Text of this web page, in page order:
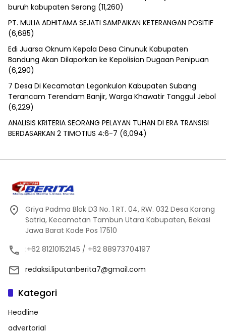
buruh kabupaten Serang (11,260)
PT. MULIA ADHITAMA SEJATI SAMPAIKAN KETERANGAN POSITIF
(6,685)
Edi Juarsa Oknum Kepala Desa Cinunuk Kabupaten
Bandung Akan Dilaporkan ke Kepolisian Dugaan Penipuan
(6,290)
7 Desa Di Kecamatan Legonkulon Kabupaten Subang
Terancam Terendam Banjir, Warga Khawatir Tanggul Jebol
(6,229)
ANALISIS KRITERIA SEORANG PELAYAN TUHAN DI ERA TRANSISI
BERDASARKAN 2 TIMOTIUS 4:6-7 (6,094)
Griya Padma Blok D3 No. 1 RT. 04, RW. 032 Desa Karang
Satria, Kecamatan Tambun Utara Kabupaten, Bekasi
Jawa Barat Kode Pos 17510
:+62 81210152145 / +62 88973704197
redaksi.liputanberita7@gmail.com
Kategori
Headline
advertorial